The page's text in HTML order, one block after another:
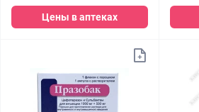
Цены в аптеках